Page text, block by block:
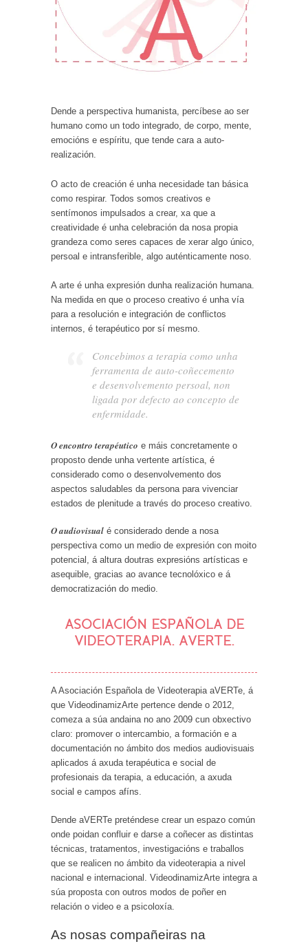
Dende a perspectiva humanista, percíbese ao ser
humano como un todo integrado, de corpo, mente,
emocións e espíritu, que tende cara a auto-
realización.
O acto de creación é unha necesidade tan básica
como respirar. Todos somos creativos e
sentímonos impulsados a crear, xa que a
creatividade é unha celebración da nosa propia
grandeza como seres capaces de xerar algo único,
persoal e intransferible, algo auténticamente noso.
A arte é unha expresión dunha realización humana.
Na medida en que o proceso creativo é unha vía
para a resolución e integración de conflictos
internos, é terapéutico por sí mesmo.
Concebimos a terapia como unha
ferramenta de auto-coñecemento
e desenvolvemento persoal, non
ligada por defecto ao concepto de
enfermidade.
O encontro terapéutico e máis concretamente o
proposto dende unha vertente artística, é
considerado como o desenvolvemento dos
aspectos saludables da persona para vivenciar
estados de plenitude a través do proceso creativo.
O audiovisual é considerado dende a nosa
perspectiva como un medio de expresión con moito
potencial, á altura doutras expresións artísticas e
asequible, gracias ao avance tecnolóxico e á
democratización do medio.
ASOCIACIÓN ESPAÑOLA DE
VIDEOTERAPIA. AVERTE.
A Asociación Española de Videoterapia aVERTe, á
que VideodinamizArte pertence dende o 2012,
comeza a súa andaina no ano 2009 cun obxectivo
claro: promover o intercambio, a formación e a
documentación no ámbito dos medios audiovisuais
aplicados á axuda terapéutica e social de
profesionais da terapia, a educación, a axuda
social e campos afíns.
Dende aVERTe preténdese crear un espazo común
onde poidan confluir e darse a coñecer as distintas
técnicas, tratamentos, investigacións e traballos
que se realicen no ámbito da videoterapia a nivel
nacional e internacional. VideodinamizArte integra a
súa proposta con outros modos de poñer en
relación o video e a psicoloxía.
As nosas compañeiras na